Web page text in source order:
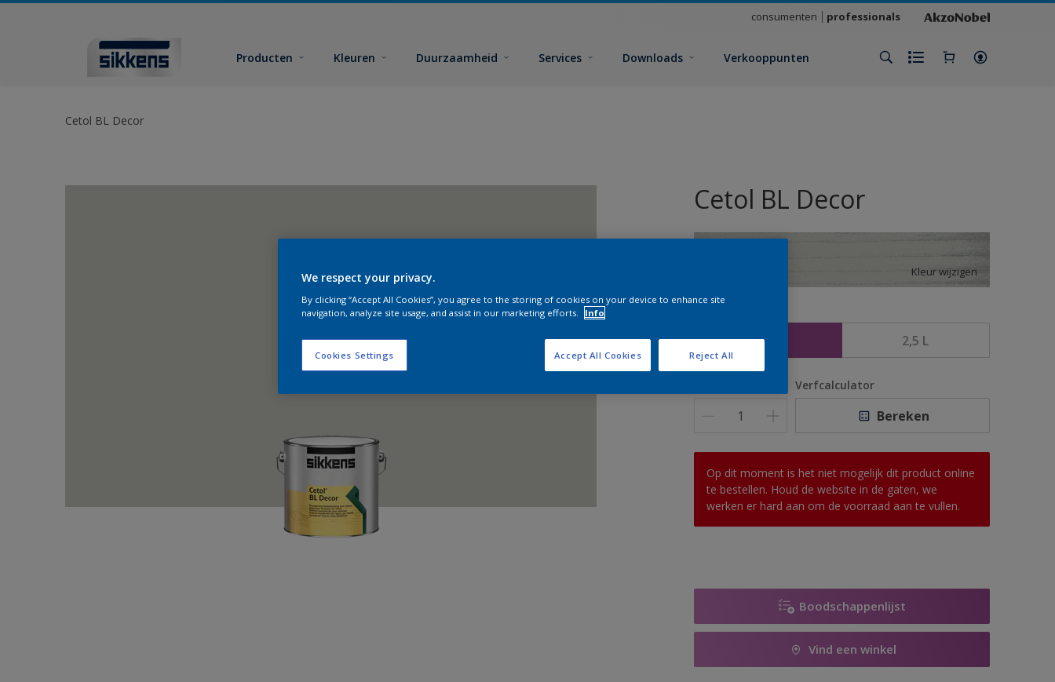
consumenten professionals
Producten Kleuren Duurzaamheid Services Downloads Verkooppunten
Cetol BL Decor
Cetol BL Decor
Kleur wijzigen
1 L 2,5 L
Verfcalculator
Bereken
Op dit moment is het niet mogelijk dit product online
te bestellen. Houd de website in de gaten, we
werken er hard aan om de voorraad aan te vullen.
Boodschappenlijst
Vind een winkel
We respect your privacy.
By clicking “Accept All Cookies”, you agree to the storing of cookies on your device to enhance site
navigation, analyze site usage, and assist in our marketing efforts.
Info
Cookies Settings Reject All
Accept All Cookies